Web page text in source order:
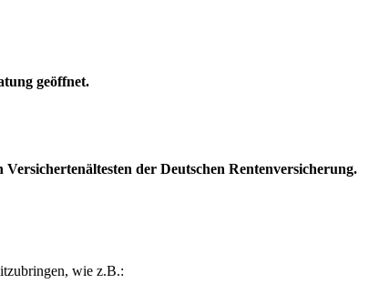
geöffnet.
der Deutschen Rentenversicherung.
wie z.B.: